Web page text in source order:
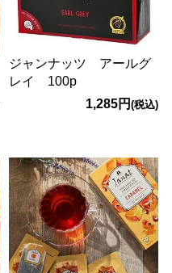
ジャンナッツ アールグ
レイ 100p
1,285円 (税込)